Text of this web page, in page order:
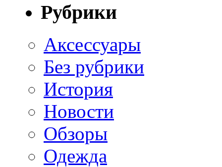
Рубрики
Аксессуары
Без рубрики
История
Новости
Обзоры
Одежда